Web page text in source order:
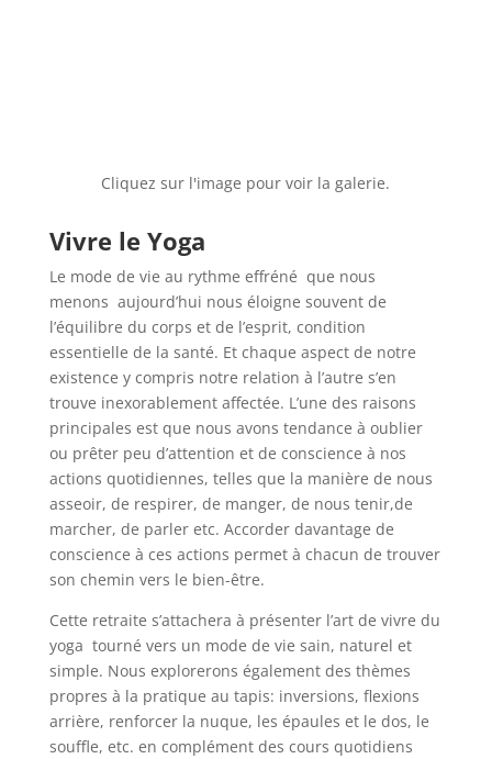
Cliquez sur l'image pour voir la galerie.
Vivre le Yoga
Le mode de vie au rythme effréné que nous
menons aujourd’hui nous éloigne souvent de
l’équilibre du corps et de l’esprit, condition
essentielle de la santé. Et chaque aspect de notre
existence y compris notre relation à l’autre s’en
trouve inexorablement affectée. L’une des raisons
principales est que nous avons tendance à oublier
ou prêter peu d’attention et de conscience à nos
actions quotidiennes, telles que la manière de nous
asseoir, de respirer, de manger, de nous tenir,de
marcher, de parler etc. Accorder davantage de
conscience à ces actions permet à chacun de trouver
son chemin vers le bien-être.
Cette retraite s’attachera à présenter l’art de vivre du
yoga tourné vers un mode de vie sain, naturel et
simple. Nous explorerons également des thèmes
propres à la pratique au tapis: inversions, flexions
arrière, renforcer la nuque, les épaules et le dos, le
souffle, etc. en complément des cours quotidiens